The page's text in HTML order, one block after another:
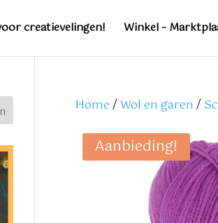
creatievelingen! Winkel –
Home/Wol en garen /
Aanbieding!